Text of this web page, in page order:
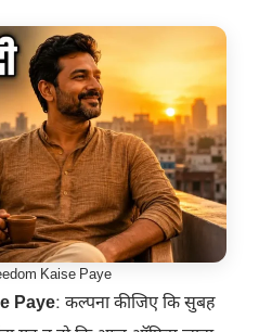
Kaise Paye
Paye: कल्पना कीजिए कि सुबह